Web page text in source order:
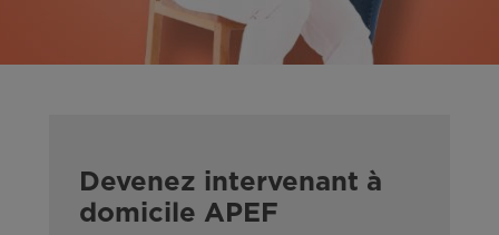
Devenez intervenant à
domicile APEF